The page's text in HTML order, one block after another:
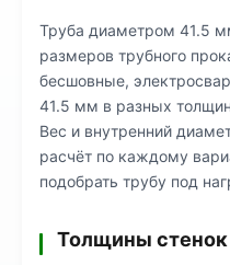
Труба диаметром 41.5
размеров трубного
бесшовные,
41.5 мм в разных
Вес и внутренний
расчёт по каждому
подобрать трубу под
Толщины стенок